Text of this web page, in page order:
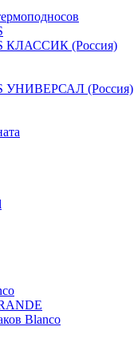
КЛАССИК (Россия)
УНИВЕРСАЛ (Россия)
Blanco